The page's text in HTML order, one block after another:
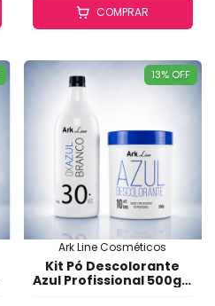
COMPRAR
13% OFF
Ark Line Cosméticos
Kit Pó Descolorante
Azul Profissional 500g +